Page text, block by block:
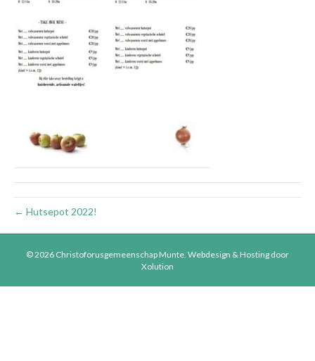
← Hutsepot 2022!
© 2026 Christoforusgemeenschap Munte. Webdesign & Hosting door
Xolution